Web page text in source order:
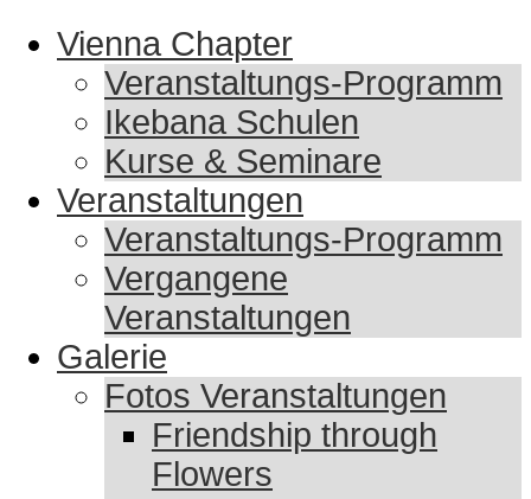
Vienna Chapter
Veranstaltungs-Programm
Ikebana Schulen
Kurse & Seminare
Veranstaltungen
Veranstaltungs-Programm
Vergangene
Veranstaltungen
Galerie
Fotos Veranstaltungen
Friendship through
Flowers